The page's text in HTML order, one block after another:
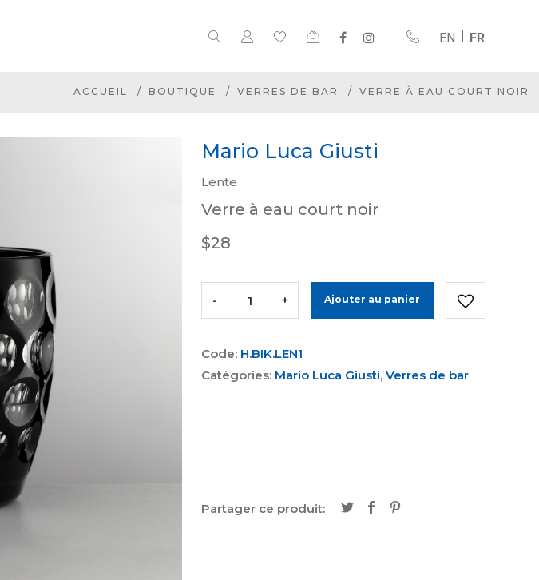
EN FR
ACCUEIL BOUTIQUE VERRES DE BAR VERRE À EAU COURT NOIR
Mario Luca Giusti
Lente
Verre à eau court noir
$28
- + Ajouter au panier
Code: H.BIK.LEN1
Catégories: Mario Luca Giusti, Verres de bar
Partager ce produit: